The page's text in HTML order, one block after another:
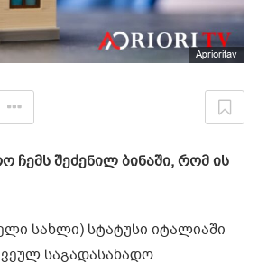
Aprioritav
ჩემს შეძენილ ბინაში, რომ ის
სახლი) სტატუსი იტალიაში
საგადასახადო